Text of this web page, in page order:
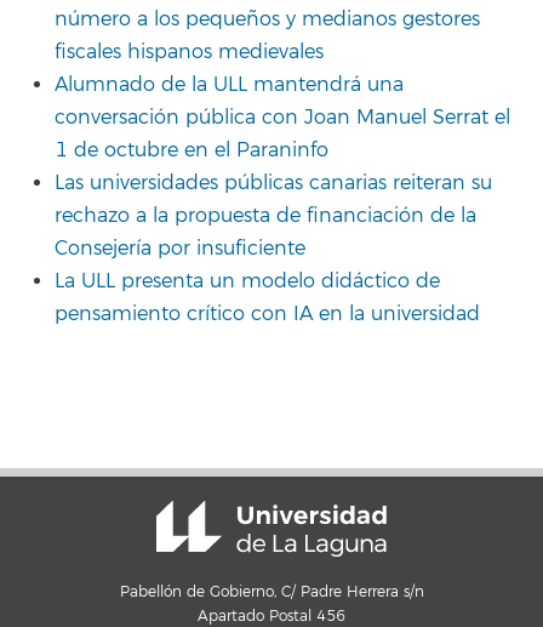
número a los pequeños y medianos gestores
fiscales hispanos medievales
Alumnado de la ULL mantendrá una
conversación pública con Joan Manuel Serrat el
1 de octubre en el Paraninfo
Las universidades públicas canarias reiteran su
rechazo a la propuesta de financiación de la
Consejería por insuficiente
La ULL presenta un modelo didáctico de
pensamiento crítico con IA en la universidad
Pabellón de Gobierno, C/ Padre Herrera s/n
Apartado Postal 456